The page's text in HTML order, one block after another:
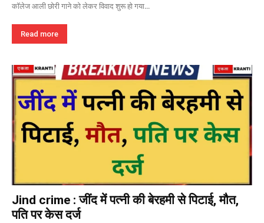
कॉलेज आली छोरी गाने को लेकर विवाद शुरू हो गया...
Read more
Jind crime : जींद में पत्नी की बेरहमी से पिटाई, मौत,
पति पर केस दर्ज